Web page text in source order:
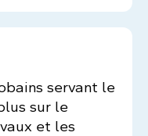
servant le
sur le
et les